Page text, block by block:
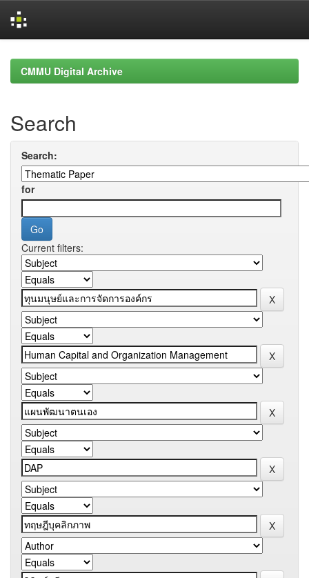
navigationCMMU Digital Archive
Search
Search:
for
Current filters: